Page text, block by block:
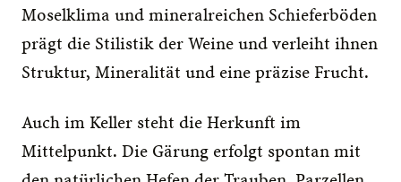
Moselklima und mineralreichen Schieferböden
prägt die Stilistik der Weine und verleiht ihnen
Struktur, Mineralität und eine präzise Frucht.
Auch im Keller steht die Herkunft im
Mittelpunkt. Die Gärung erfolgt spontan mit